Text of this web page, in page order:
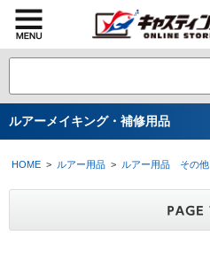
ルアーメイキング・補修用品
HOME > ルアー用品 > ルアー用品 その他